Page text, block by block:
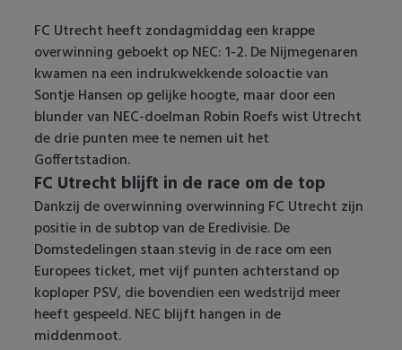
FC Twente
FC Utrecht
Feyenoord
Heracles Almelo
NAC Breda
PEC Zwolle
PSV
Roda JC
Vrouwenvoetbal
Champions League
Europa League
Conference League
FC Utrecht heeft zondagmiddag een krappe
overwinning geboekt op NEC: 1-2. De Nijmegenaren
kwamen na een indrukwekkende soloactie van
Sontje Hansen op gelijke hoogte, maar door een
blunder van NEC-doelman Robin Roefs wist Utrecht
de drie punten mee te nemen uit het
Goffertstadion.
FC Utrecht blijft in de race om de top
Dankzij de overwinning overwinning FC Utrecht zijn
positie in de subtop van de Eredivisie. De
Domstedelingen staan ​​stevig in de race om een ​​
Europees ticket, met vijf punten achterstand op
koploper PSV, die bovendien een wedstrijd meer
heeft gespeeld. NEC blijft hangen in de
middenmoot.